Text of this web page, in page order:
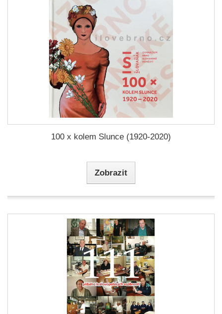
100 x kolem Slunce (1920-2020)
Zobrazit